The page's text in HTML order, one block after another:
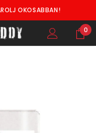
OKOSABBAN!
0